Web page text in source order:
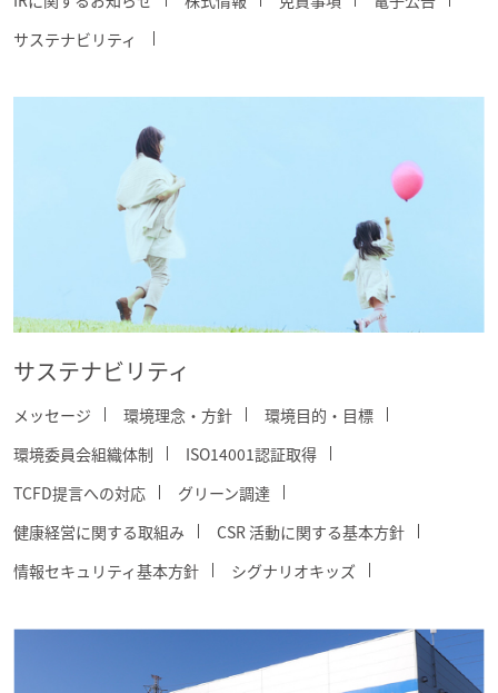
サステナビリティ
サステナビリティ
メッセージ 環境理念・方針
環境目的・目標
環境委員会組織体制
ISO14001認証取得
TCFD提言への対応
グリーン調達
健康経営に関する取組み
CSR 活動に関する基本方針
情報セキュリティ基本方針
シグナリオキッズ